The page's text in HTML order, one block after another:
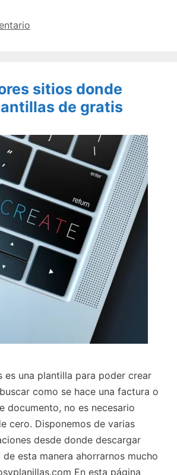
sitios donde
de gratis
es una plantilla para poder crear
como se hace una factura o
documento, no es necesario
cero. Disponemos de varias
desde donde descargar
esta manera ahorrarnos mucho
En esta página